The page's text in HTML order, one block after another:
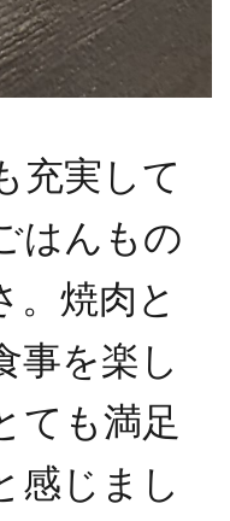
充実して
はんもの
。焼肉と
事を楽し
ても満足
感じまし